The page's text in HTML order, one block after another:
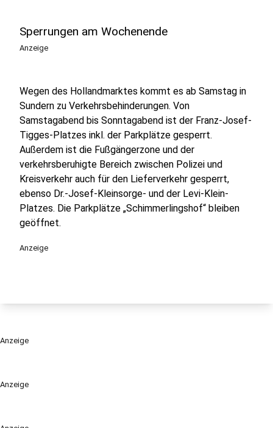
Anzeige
Sperrungen am Wochenende
Anzeige
Wegen des Hollandmarktes kommt es ab Samstag in
Sundern zu Verkehrsbehinderungen. Von
Samstagabend bis Sonntagabend ist der Franz-Josef-
Tigges-Platzes inkl. der Parkplätze gesperrt.
Außerdem ist die Fußgängerzone und der
verkehrsberuhigte Bereich zwischen Polizei und
Kreisverkehr auch für den Lieferverkehr gesperrt,
ebenso Dr.-Josef-Kleinsorge- und der Levi-Klein-
Platzes. Die Parkplätze „Schimmerlingshof“ bleiben
geöffnet.
Anzeige
Anzeige